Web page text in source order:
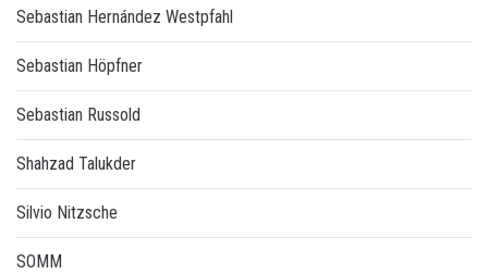
Sebastian Hernández Westpfahl
Sebastian Höpfner
Sebastian Russold
Shahzad Talukder
Silvio Nitzsche
SOMM